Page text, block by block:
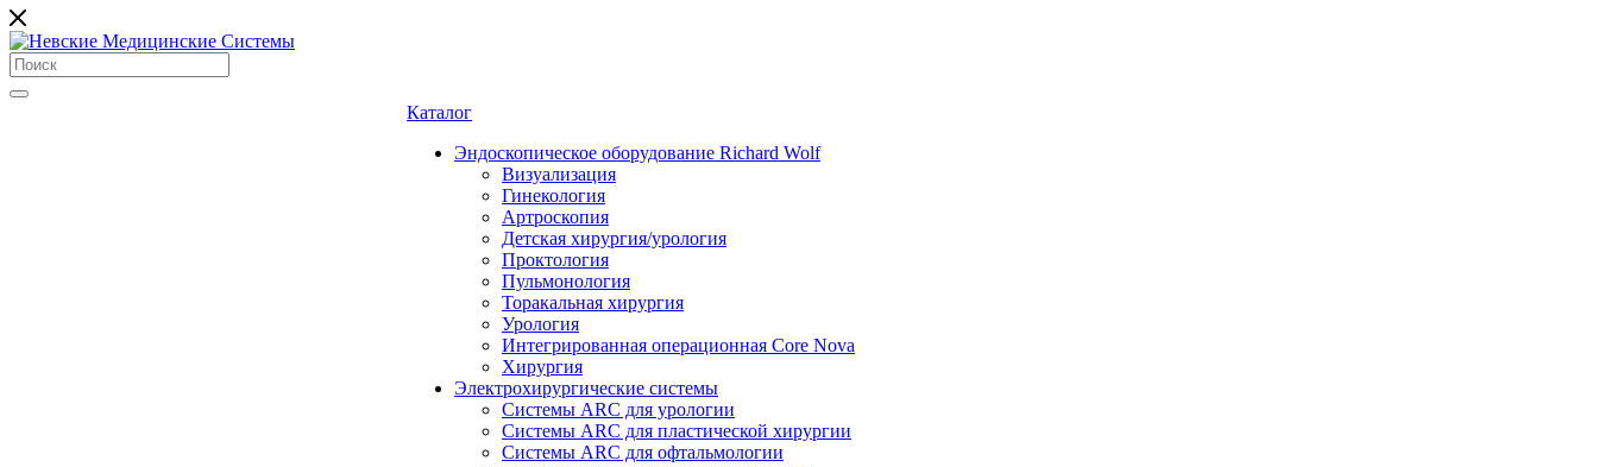
Каталог
Эндоскопическое оборудование Richard Wolf
Визуализация
Гинекология
Артроскопия
Детская хирургия/урология
Проктология
Пульмонология
Торакальная хирургия
Урология
Интегрированная операционная Core Nova
Хирургия
Электрохирургические системы
Системы ARC для урологии
Системы ARC для пластической хирургии
Системы ARC для офтальмологии